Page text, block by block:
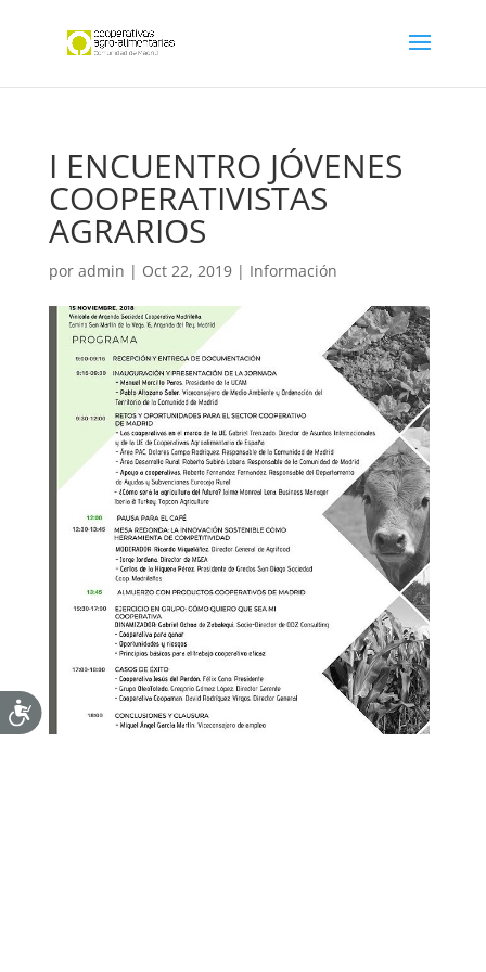
I ENCUENTRO JÓVENES
COOPERATIVISTAS
AGRARIOS
por admin | Oct 22, 2019| Información